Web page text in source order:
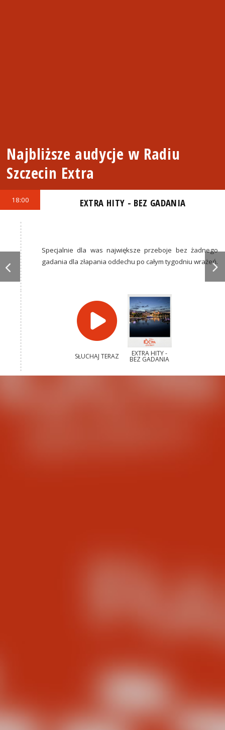
Najbliższe audycje w Radiu
Szczecin Extra
18:00 EXTRA HITY - BEZ GADANIA
Specjalnie dla was największe przeboje bez żadnego
gadania dla złapania oddechu po całym tygodniu wrażeń.
SŁUCHAJ TERAZ EXTRA HITY -
BEZ GADANIA